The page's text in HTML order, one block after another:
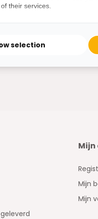
0162-231130
Mijn
Mijn
their services.
selection